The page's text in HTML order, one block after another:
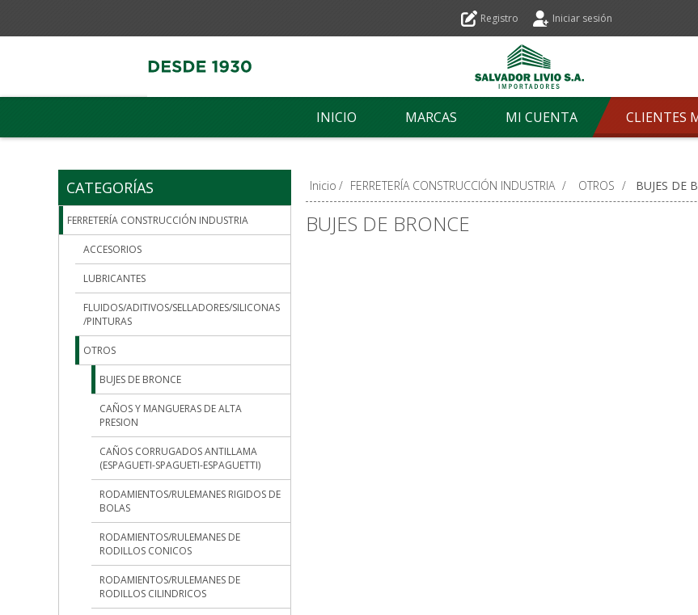
Registro Iniciar sesión
INICIO MARCAS MI CUENTA CLIENTES
Inicio / FERRETERÍA CONSTRUCCIÓN INDUSTRIA / OTROS / BUJES DE
BUJES DE BRONCE
CATEGORÍAS
FERRETERÍA CONSTRUCCIÓN INDUSTRIA
ACCESORIOS
LUBRICANTES
FLUIDOS/ADITIVOS/SELLADORES/SILICONAS
/PINTURAS
OTROS
BUJES DE BRONCE
CAÑOS Y MANGUERAS DE ALTA
PRESION
CAÑOS CORRUGADOS ANTILLAMA
(ESPAGUETI-SPAGUETI-ESPAGUETTI)
RODAMIENTOS/RULEMANES RIGIDOS DE
BOLAS
RODAMIENTOS/RULEMANES DE
RODILLOS CONICOS
RODAMIENTOS/RULEMANES DE
RODILLOS CILINDRICOS